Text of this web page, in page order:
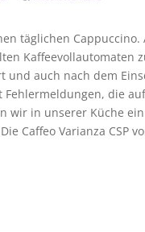
täglichen Cappuccino.
Kaffeevollautomaten
auch nach dem
die
wir in unserer Küche
Caffeo Varianza CSP